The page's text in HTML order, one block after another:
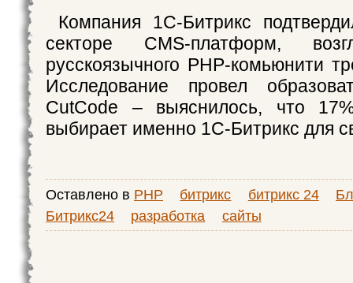
Компания 1С-Битрикс
секторе CMS-платформ,
русскоязычного PHP-комьюнити
Исследование провел
CutCode – выяснилось, что 17%
выбирает именно 1С-Битрикс для
Оставлено в PHP битрикс битрикс 24
Битрикс24
разработка сайты